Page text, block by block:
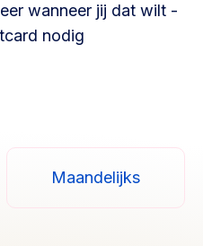
wanneer jij dat wilt -
nodig
Maandelijks